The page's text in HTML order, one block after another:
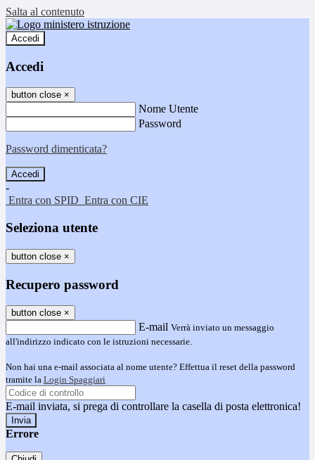
Salta al contenuto
Accedi
Accedi
button close ×
Nome Utente
Password
Password dimenticata?
-
Entra con SPID Entra con CIE
Seleziona utente
button close ×
Recupero password
button close ×
E-mail Verrà inviato un messaggio
all'indirizzo indicato con le istruzioni necessarie.
Non hai una e-mail associata al nome utente? Effettua il reset della password
tramite la Login Spaggiari
E-mail inviata, si prega di controllare la casella di posta elettronica!
Errore